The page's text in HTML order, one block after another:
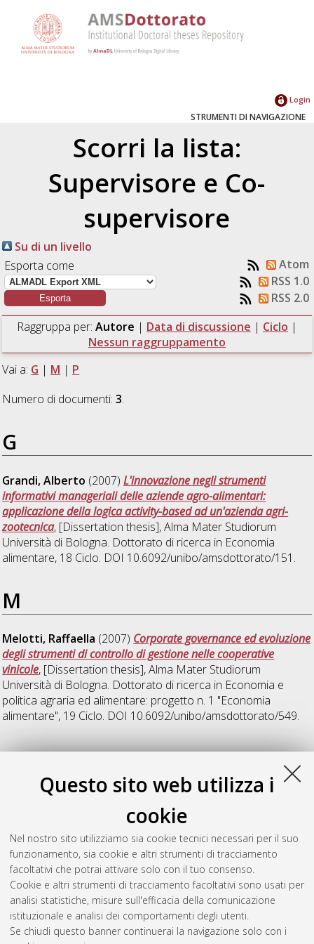
Questo sito web utilizza i
cookie
Nel nostro sito utilizziamo sia cookie tecnici necessari per il suo
funzionamento, sia cookie e altri strumenti di tracciamento
facoltativi che potrai attivare solo con il tuo consenso.
Cookie e altri strumenti di tracciamento facoltativi sono usati per
analisi statistiche, misure sull'efficacia della comunicazione
istituzionale e analisi dei comportamenti degli utenti.
Se chiudi questo banner continuerai la navigazione solo con i
Login
STRUMENTI DI NAVIGAZIONE
Scorri la lista:
Supervisore e Co-
supervisore
Su di un livello
Esporta come
Atom
RSS 1.0
RSS 2.0
Raggruppa per: Autore | Data di discussione | Ciclo |
Nessun raggruppamento
Vai a: G | M | P
Numero di documenti:3.
G
Grandi, Alberto (2007)L'innovazione negli strumenti
informativi manageriali delle aziende agro-alimentari:
applicazione della logica activity-based ad un'azienda agri-
zootecnica, [Dissertation thesis], Alma Mater Studiorum
Università di Bologna. Dottorato di ricerca in Economia
alimentare, 18 Ciclo. DOI 10.6092/unibo/amsdottorato/151.
M
Melotti, Raffaella (2007) Corporate governance ed evoluzione
degli strumenti di controllo di gestione nelle cooperative
vinicole, [Dissertation thesis], Alma Mater Studiorum
Università di Bologna. Dottorato di ricerca in Economia e
politica agraria ed alimentare: progetto n. 1 "Economia
alimentare", 19 Ciclo. DOI 10.6092/unibo/amsdottorato/549.
P
Povolo, Giampietro (2007)La Supply Chain e la misurazione
, [Dissertation thesis], Alma Mater
Studiorum Università di Bologna. Dottorato di ricerca in
Economia e politica agraria ed alimentare: progetto n. 1
"Economia alimentare", 19 Ciclo. DOI
10.6092/unibo/amsdottorato/153.
Questa lista e' stata generata ilFri Aug 7 20:44:06 2026 CEST